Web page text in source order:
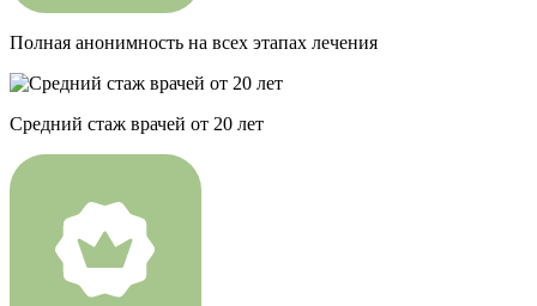
Полная анонимность на всех этапах лечения
Средний стаж врачей от 20 лет